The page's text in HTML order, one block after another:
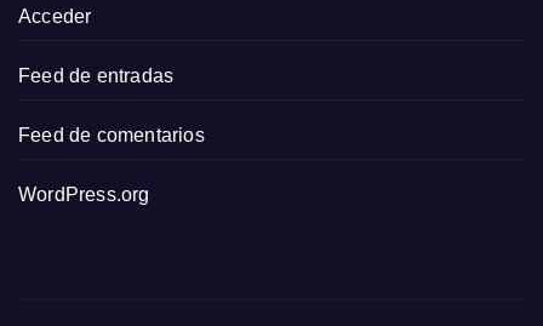
Acceder
Feed de entradas
Feed de comentarios
WordPress.org